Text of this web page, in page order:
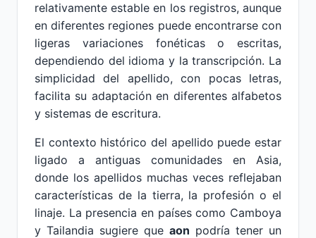
relativamente estable en los registros, aunque
en diferentes regiones puede encontrarse con
ligeras variaciones fonéticas o escritas,
dependiendo del idioma y la transcripción. La
simplicidad del apellido, con pocas letras,
facilita su adaptación en diferentes alfabetos
y sistemas de escritura.
El contexto histórico del apellido puede estar
ligado a antiguas comunidades en Asia,
donde los apellidos muchas veces reflejaban
características de la tierra, la profesión o el
linaje. La presencia en países como Camboya
y Tailandia sugiere que aon podría tener un